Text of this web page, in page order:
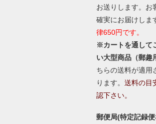
お送りします。お
確実にお届けしま
律650円です。
※カートを通して
い大型商品（郵趣
ちらの送料が適用
ります。 送料の目
認下さい。
郵便局(特定記録